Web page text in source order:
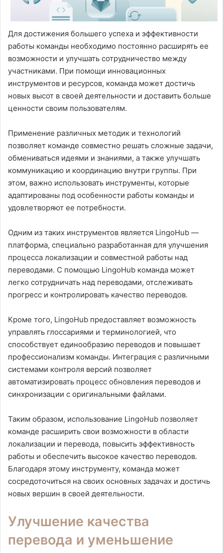
Для достижения большего успеха и эффективности
работы команды необходимо постоянно расширять ее
возможности и улучшать сотрудничество между
участниками. При помощи инновационных
инструментов и ресурсов, команда может достичь
новых высот в своей деятельности и доставить больше
ценности своим пользователям.
Применение различных методик и технологий
позволяет команде совместно решать сложные задачи,
обмениваться идеями и знаниями, а также улучшать
коммуникацию и координацию внутри группы. При
этом, важно использовать инструменты, которые
адаптированы под особенности работы команды и
удовлетворяют ее потребности.
Одним из таких инструментов является LingoHub —
платформа, специально разработанная для улучшения
процесса локализации и совместной работы над
переводами. С помощью LingoHub команда может
легко сотрудничать над переводами, отслеживать
прогресс и контролировать качество переводов.
Кроме того, LingoHub предоставляет возможность
управлять глоссариями и терминологией, что
способствует единообразию переводов и повышает
профессионализм команды. Интеграция с различными
системами контроля версий позволяет
автоматизировать процесс обновления переводов и
синхронизации с оригинальными файлами.
Таким образом, использование LingoHub позволяет
команде расширить свои возможности в области
локализации и перевода, повысить эффективность
работы и обеспечить высокое качество переводов.
Благодаря этому инструменту, команда может
сосредоточиться на своих основных задачах и достичь
новых вершин в своей деятельности.
Улучшение качества
перевода и уменьшение